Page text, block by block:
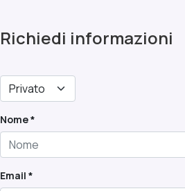
Richiedi informazioni
Nome *
Email *